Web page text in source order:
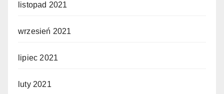
listopad 2021
wrzesień 2021
lipiec 2021
luty 2021